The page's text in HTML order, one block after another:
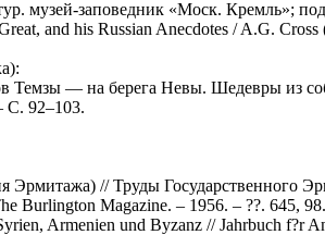
музей-заповедник «Моск. Кремль»;
and his Russian Anecdotes / A.G.
— на берега Невы. Шедевры из
С. 92–103.
Эрмитажа) // Труды Государственного
Burlington Magazine. – 1956. – ??. 645,
Armenien und Byzanz // Jahrbuch f?r